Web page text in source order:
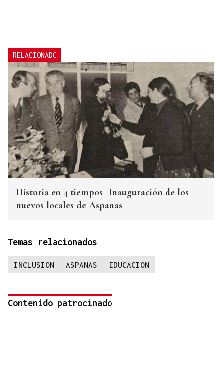
RELACIONADO
Historia en 4 tiempos | Inauguración de los
nuevos locales de Aspanas
Temas relacionados
INCLUSION ASPANAS EDUCACION
Contenido patrocinado